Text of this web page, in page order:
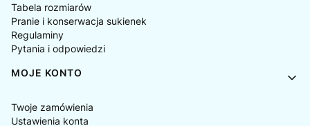
Tabela rozmiarów
Pranie i konserwacja sukienek
Regulaminy
Pytania i odpowiedzi
MOJE KONTO
Twoje zamówienia
Ustawienia konta